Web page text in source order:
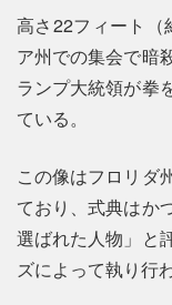
高さ22フィート（
ア州での集会で暗
ランプ大統領が拳
ている。
この像はフロリダ
ており、式典はか
選ばれた人物」と
ズによって執り行